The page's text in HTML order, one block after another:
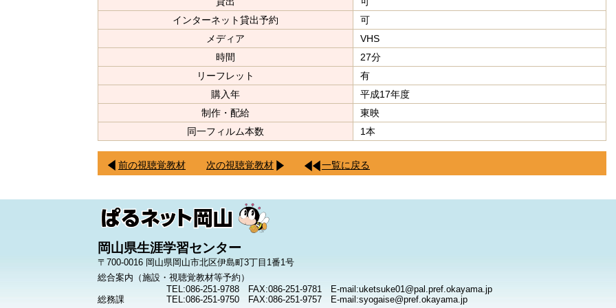
インターネット貸出予約
可
メディア
VHS
時間
27分
リーフレット
有
購入年
平成17年度
制作・配給
東映
同一フィルム本数
1本
前の視聴覚教材 次の視聴覚教材 一覧に戻る
岡山県生涯学習センター
〒700-0016 岡山県岡山市北区伊島町3丁目1番1号
総合案内（施設・視聴覚教材等予約）
TEL:086-251-9788 FAX:086-251-9781 E-mail:uketsuke01@pal.pref.okayama.jp
総務課
TEL:086-251-9750 FAX:086-251-9757 E-mail:syogaise@pref.okayama.jp